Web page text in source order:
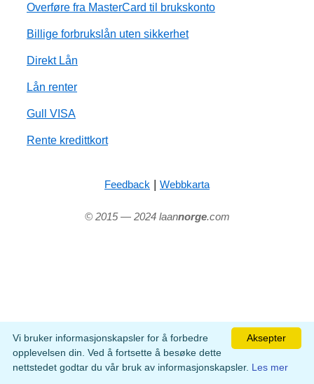
Overføre fra MasterCard til brukskonto
Billige forbrukslån uten sikkerhet
Direkt Lån
Lån renter
Gull VISA
Rente kredittkort
Feedback | Webbkarta
© 2015 — 2024 laannorge.com
Aksepter
Vi bruker informasjonskapsler for å forbedre
opplevelsen din. Ved å fortsette å besøke dette
nettstedet godtar du vår bruk av informasjonskapsler. Les mer